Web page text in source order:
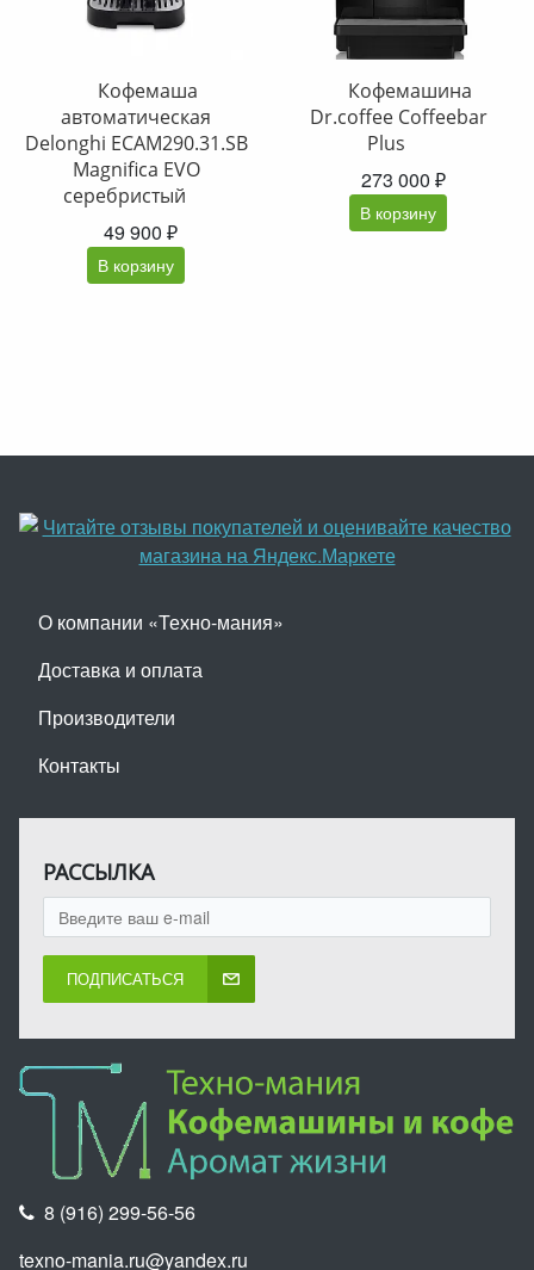
Кофемаша
автоматическая
Delonghi ECAM290.31.SB
Magnifica EVO
серебристый
49 900 ₽
В корзину
Кофемашина
Dr.coffee Coffeebar
Plus
273 000 ₽
В корзину
О компании «Техно-мания»
Доставка и оплата
Производители
Контакты
РАССЫЛКА
ПОДПИСАТЬСЯ
8 (916) 299-56-56
texno-mania.ru@yandex.ru